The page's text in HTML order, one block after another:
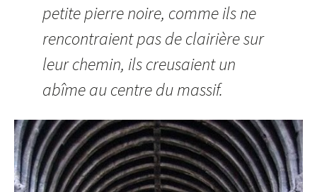
petite pierre noire, comme ils ne
rencontraient pas de clairière sur
leur chemin, ils creusaient un
abîme au centre du massif.